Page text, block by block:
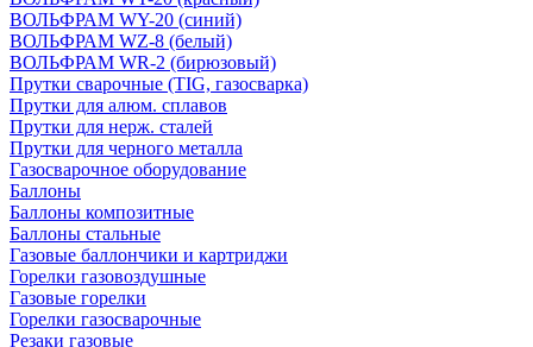
ВОЛЬФРАМ WY-20 (синий)
ВОЛЬФРАМ WZ-8 (белый)
ВОЛЬФРАМ WR-2 (бирюзовый)
Прутки сварочные (TIG, газосварка)
Прутки для алюм. сплавов
Прутки для нерж. сталей
Прутки для черного металла
Газосварочное оборудование
Баллоны
Баллоны композитные
Баллоны стальные
Газовые баллончики и картриджи
Горелки газовоздушные
Газовые горелки
Горелки газосварочные
Резаки газовые